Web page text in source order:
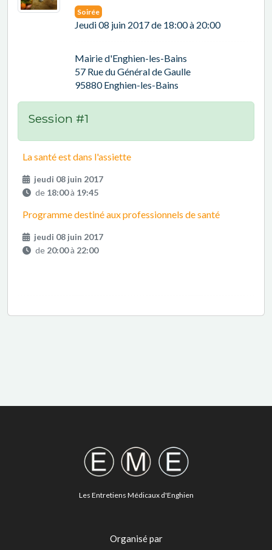
Soirée
Jeudi 08 juin 2017 de 18:00 à 20:00
Mairie d'Enghien-les-Bains
57 Rue du Général de Gaulle
95880 Enghien-les-Bains
Session #1
La santé est dans l'assiette
jeudi 08 juin 2017
de 18:00à 19:45
Programme destiné aux professionnels de santé
jeudi 08 juin 2017
de 20:00à 22:00
Les Entretiens Médicaux d'Enghien
Organisé par